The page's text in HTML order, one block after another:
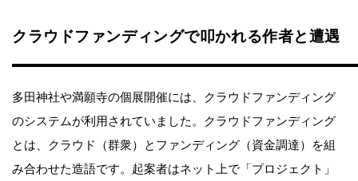
クラウドファンディングで叩かれる作者と遭遇
多田神社や満願寺の個展開催には、クラウドファンディング
のシステムが利用されていました。クラウドファンディング
とは、クラウド（群衆）とファンディング（資金調達）を組
み合わせた造語です。起案者はネット上で「プロジェクト」